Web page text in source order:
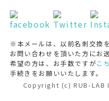
※本メールは、以前名刺交換
お問い合わせを頂いた方にお
希望の方は、お手数ですがこ
手続きをお願いいたします。
Copyright (c) RUB-